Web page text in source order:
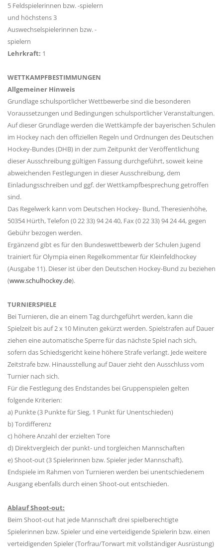
5 Feldspielerinnen bzw. -spielern
und höchstens 3
Auswechselspielerinnen bzw. -
spielern
Lehrkraft: 1
WETTKAMPFBESTIMMUNGEN
Allgemeiner Hinweis
Grundlage schulsportlicher Wettbewerbe sind die besonderen
Voraussetzungen und Bedingungen schulsportlicher Veranstaltungen.
Auf dieser Grundlage werden die Wettkämpfe der bayerischen Schulen
im Hockey nach den offiziellen Regeln und Ordnungen des Deutschen
Hockey-Bundes (DHB) in der zum Zeitpunkt der Veröffentlichung
dieser Ausschreibung gültigen Fassung durchgeführt, soweit keine
abweichenden Festlegungen in dieser Ausschreibung, dem
Einladungsschreiben und ggf. der Wettkampfbesprechung getroffen
sind.
Das Regelwerk kann vom Deutschen Hockey- Bund, Theresienhöhe,
50354 Hürth, Telefon (0 22 33) 94 24 40, Fax (0 22 33) 94 24 44, gegen
Gebühr bezogen werden.
Ergänzend gibt es für den Bundeswettbewerb der Schulen Jugend
trainiert für Olympia einen Regelkommentar für Kleinfeldhockey
(Ausgabe 11). Dieser ist über den Deutschen Hockey-Bund zu beziehen
(www.schulhockey.de).
TURNIERSPIELE
Bei Turnieren, die an einem Tag durchgeführt werden, kann die
Spielzeit bis auf 2 x 10 Minuten gekürzt werden. Spielstrafen auf Dauer
ziehen eine automatische Sperre für das nächste Spiel nach sich,
sofern das Schiedsgericht keine höhere Strafe verlangt. Jede weitere
Zeitstrafe bzw. Hinausstellung auf Dauer zieht den Ausschluss vom
Turnier nach sich.
Für die Festlegung des Endstandes bei Gruppenspielen gelten
folgende Kriterien:
a) Punkte (3 Punkte für Sieg, 1 Punkt für Unentschieden)
b) Tordifferenz
c) höhere Anzahl der erzielten Tore
d) Direktvergleich der punkt- und torgleichen Mannschaften
e) Shoot-out (3 Spielerinnen bzw. Spieler jeder Mannschaft).
Endspiele im Rahmen von Turnieren werden bei unentschiedenem
Ausgang ebenfalls durch einen Shoot-out entschieden.
Ablauf Shoot-out:
Beim Shoot-out hat jede Mannschaft drei spielberechtigte
Spielerinnen bzw. Spieler und eine verteidigende Spielerin bzw. einen
verteidigenden Spieler (Torfrau/Torwart mit vollständiger Ausrüstung)